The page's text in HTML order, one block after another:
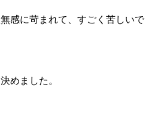
感に苛まれて、すごく苦しいで
めました。